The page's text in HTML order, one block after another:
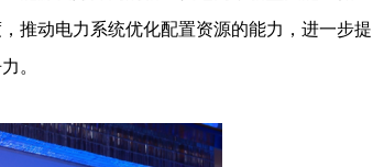
推动电力系统优化配置资源的能力，进一步提
。